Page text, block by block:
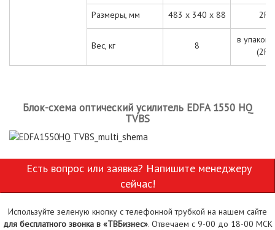
Размеры, мм 483 x 340 x 88 2RU
Вес, кг 8
в
(2RU
Блок-схема оптический усилитель EDFA 1550 HQ
TVBS
сейчас!
Используйте зеленую кнопку с телефонной трубкой на нашем сайте
для бесплатного звонка в «ТВБизнес». Отвечаем с 9-00 до 18-00 МСК